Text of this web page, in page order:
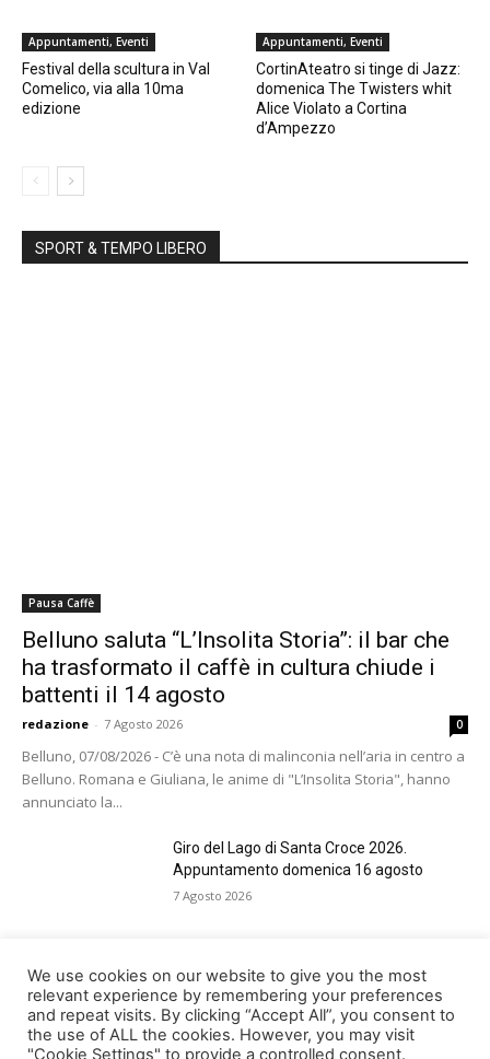
Appuntamenti, Eventi
Festival della scultura in Val
Comelico, via alla 10ma
edizione
Appuntamenti, Eventi
CortinAteatro si tinge di Jazz:
domenica The Twisters whit
Alice Violato a Cortina
d’Ampezzo
SPORT & TEMPO LIBERO
Pausa Caffè
Belluno saluta “L’Insolita Storia”: il bar che
ha trasformato il caffè in cultura chiude i
battenti il 14 agosto
redazione - 7 Agosto 2026 0
Belluno, 07/08/2026 - C’è una nota di malinconia nell’aria in centro a
Belluno. Romana e Giuliana, le anime di "L’Insolita Storia", hanno
annunciato la...
Giro del Lago di Santa Croce 2026.
Appuntamento domenica 16 agosto
7 Agosto 2026
Belluno rende omaggio ai cugini
Alessandro e Andrea Bristot
6 Agosto 2026
We use cookies on our website to give you the most
relevant experience by remembering your preferences
and repeat visits. By clicking “Accept All”, you consent to
the use of ALL the cookies. However, you may visit
"Cookie Settings" to provide a controlled consent.